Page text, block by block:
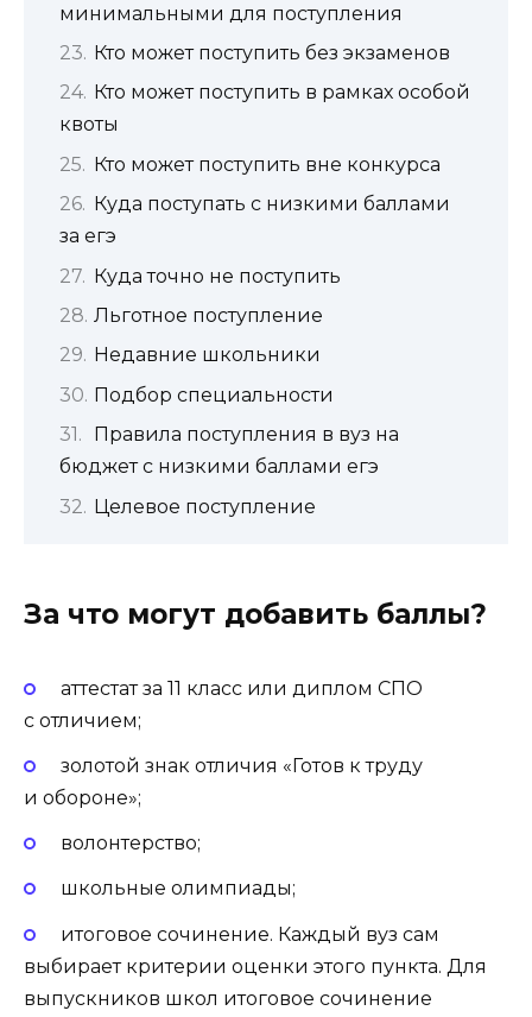
минимальными для поступления
Кто может поступить без экзаменов
Кто может поступить в рамках особой
квоты
Кто может поступить вне конкурса
Куда поступать с низкими баллами
за егэ
Куда точно не поступить
Льготное поступление
Недавние школьники
Подбор специальности
Правила поступления в вуз на
бюджет с низкими баллами егэ
Целевое поступление
За что могут добавить баллы?
аттестат за 11 класс или диплом СПО
с отличием;
золотой знак отличия «Готов к труду
и обороне»;
волонтерство;
школьные олимпиады;
итоговое сочинение. Каждый вуз сам
выбирает критерии оценки этого пункта. Для
выпускников школ итоговое сочинение